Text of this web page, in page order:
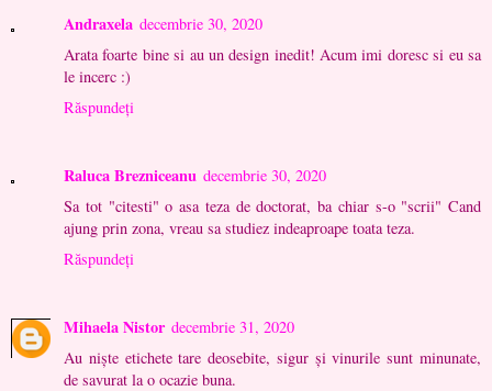
Andraxela decembrie 30, 2020
Arata foarte bine si au un design inedit! Acum imi doresc si eu sa
le incerc :)
Răspundeți
Raluca Brezniceanu decembrie 30, 2020
Sa tot "citesti" o asa teza de doctorat, ba chiar s-o "scrii" Cand
ajung prin zona, vreau sa studiez indeaproape toata teza.
Răspundeți
Mihaela Nistor decembrie 31, 2020
Au niște etichete tare deosebite, sigur și vinurile sunt minunate,
de savurat la o ocazie buna.